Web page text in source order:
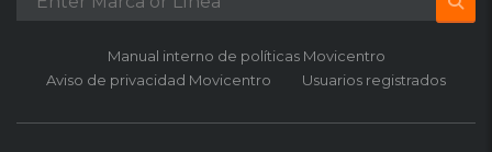
Manual interno de políticas Movicentro
Aviso de privacidad Movicentro
Usuarios registrados